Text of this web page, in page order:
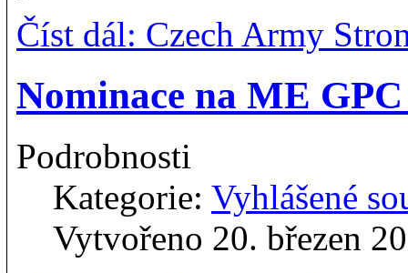
Číst dál: Czech Army
Nominace na ME
Podrobnosti
Kategorie: Vyhlášené
Vytvořeno 20. březen